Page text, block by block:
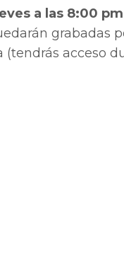
a las 8:00 pm
grabadas
(tendrás acceso